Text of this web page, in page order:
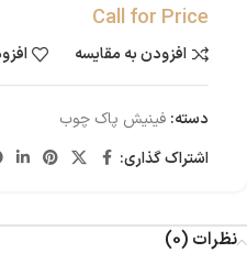
Call for Price
افزودن به مقایسه
دسته: فینیش پاک چوب
اشتراک گذاری:
نظرات (0)